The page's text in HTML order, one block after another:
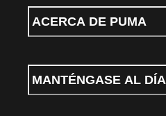
ACERCA DE PUMA
MANTÉNGASE AL DÍA